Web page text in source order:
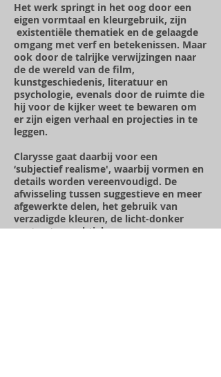
Het werk springt in het oog door een
eigen vormtaal en kleurgebruik, zijn
existentiële thematiek en de gelaagde
omgang met verf en betekenissen. Maar
ook door de talrijke verwijzingen naar
de de wereld van de film,
kunstgeschiedenis, literatuur en
psychologie, evenals door de ruimte die
hij voor de kijker weet te bewaren om
er zijn eigen verhaal en projecties in te
leggen.
Clarysse gaat daarbij voor een
‘subjectief realisme', waarbij vormen en
details worden vereenvoudigd. De
afwisseling tussen suggestieve en meer
afgewerkte delen, het gebruik van
verzadigde kleuren, de licht-donker
contrasten, subtiele